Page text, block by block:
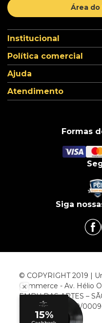
Área
Institucional
Política comercial
Ajuda
Atendimento
Formas
Siga
© COPYRIGHT 2019 |
Commerce - Av. Hélio
EMBU DAS ARTES –
CNPJ: 00.952.789/